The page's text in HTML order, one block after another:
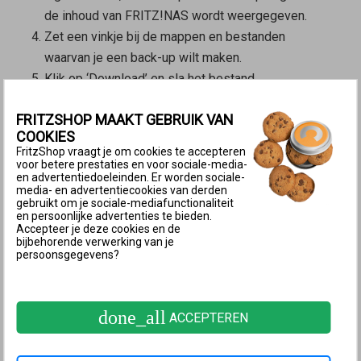
de inhoud van FRITZ!NAS wordt weergegeven.
Zet een vinkje bij de mappen en bestanden
waarvan je een back-up wilt maken.
Klik op ‘Download’ en sla het bestand
webbrowser het downloaden van het bestand
blokkeert, klik dan bij Microsoft Edge op
‘Behouden’ en bij Chrome op ‘Behouden’.
2 Instellingen van de FRITZ!Box herstellen
Instellingen herstellen
Klik in degebruikersinterface van de FRITZ!Box
‘Systeem’.
Klik op het tabblad ‘Herstellen’.
Klik op de knop ‘Bladeren...’ of ‘Bestand kiezen’.
FRITZSHOP MAAKT GEBRUIK VAN
COOKIES
FritzShop vraagt je om cookies te accepteren
voor betere prestaties en voor sociale-media-
en advertentiedoeleinden. Er worden sociale-
media- en advertentiecookies van derden
gebruikt om je sociale-mediafunctionaliteit
en persoonlijke advertenties te bieden.
Accepteer je deze cookies en de
bijbehorende verwerking van je
persoonsgegevens?
done_all ACCEPTEREN